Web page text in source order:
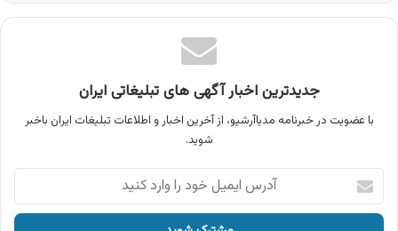
جدیدترین اخبار آگهی های تبلیغاتی ایران
با عضویت در خبرنامه مدیاآرشیو، از آخرین اخبار و اطلاعات تبلیغات ایران باخبر
شوید.
آدرس
ایمیل
خود